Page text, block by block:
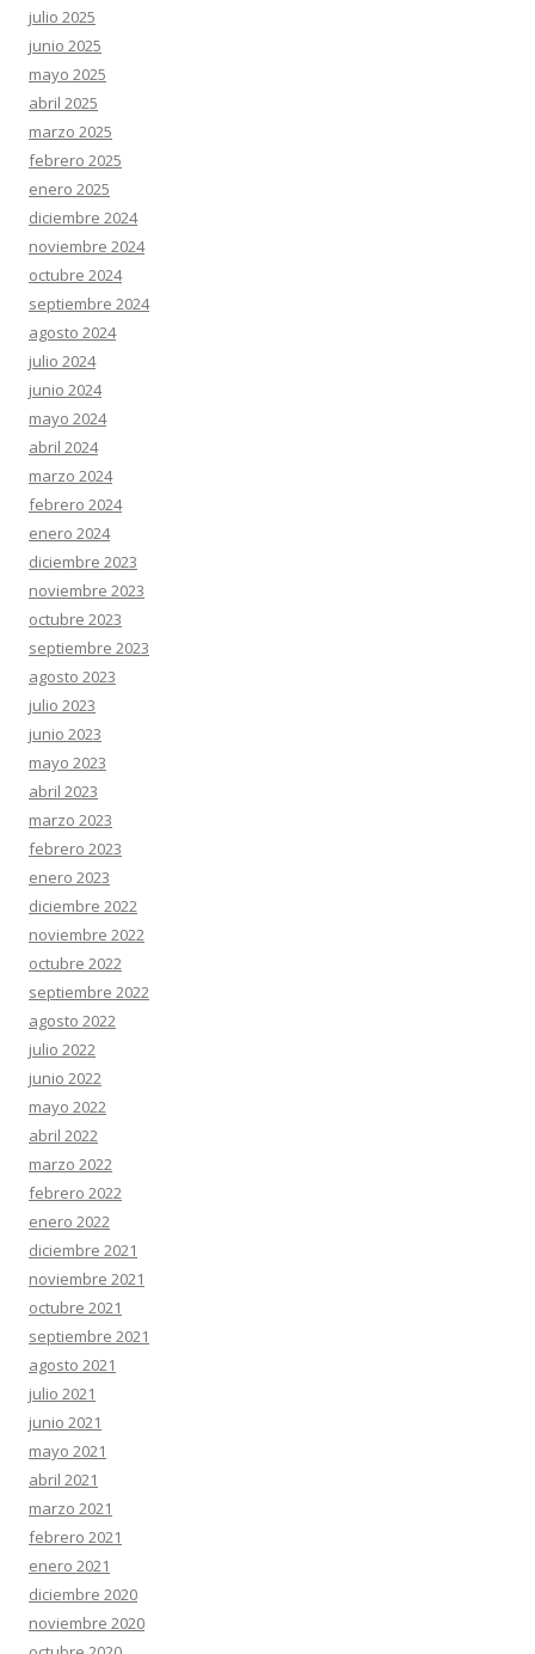
julio 2025
junio 2025
mayo 2025
abril 2025
marzo 2025
febrero 2025
enero 2025
diciembre 2024
noviembre 2024
octubre 2024
septiembre 2024
agosto 2024
julio 2024
junio 2024
mayo 2024
abril 2024
marzo 2024
febrero 2024
enero 2024
diciembre 2023
noviembre 2023
octubre 2023
septiembre 2023
agosto 2023
julio 2023
junio 2023
mayo 2023
abril 2023
marzo 2023
febrero 2023
enero 2023
diciembre 2022
noviembre 2022
octubre 2022
septiembre 2022
agosto 2022
julio 2022
junio 2022
mayo 2022
abril 2022
marzo 2022
febrero 2022
enero 2022
diciembre 2021
noviembre 2021
octubre 2021
septiembre 2021
agosto 2021
julio 2021
junio 2021
mayo 2021
abril 2021
marzo 2021
febrero 2021
enero 2021
diciembre 2020
noviembre 2020